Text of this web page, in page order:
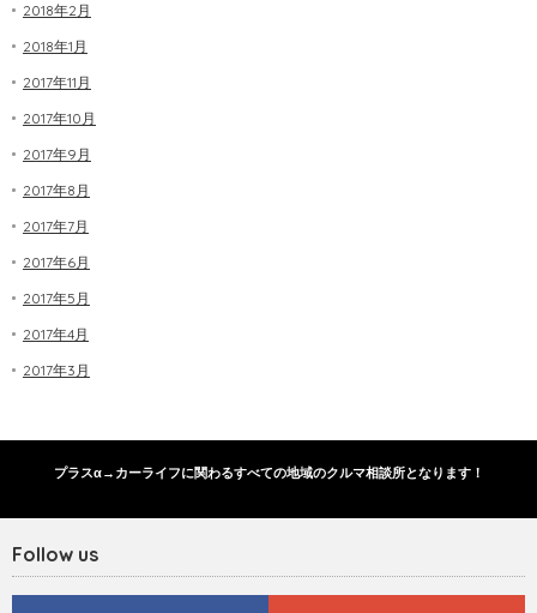
2018年2月
2018年1月
2017年11月
2017年10月
2017年9月
2017年8月
2017年7月
2017年6月
2017年5月
2017年4月
2017年3月
プラスα→カーライフに関わるすべての地域のクルマ相談所となります！
Follow us